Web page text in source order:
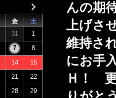
んの期
上げさ
維持さ
にお手
Ｈ！
金 土
31
1
7
8
14
15
21
22
28
29